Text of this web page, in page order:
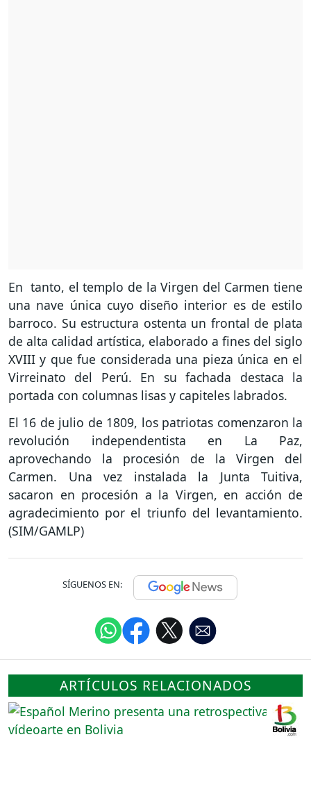
En tanto, el templo de la Virgen del Carmen tiene
una nave única cuyo diseño interior es de estilo
barroco. Su estructura ostenta un frontal de plata
de alta calidad artística, elaborado a fines del siglo
XVIII y que fue considerada una pieza única en el
Virreinato del Perú. En su fachada destaca la
portada con columnas lisas y capiteles labrados.
El 16 de julio de 1809, los patriotas comenzaron la
revolución independentista en La Paz,
aprovechando la procesión de la Virgen del
Carmen. Una vez instalada la Junta Tuitiva,
sacaron en procesión a la Virgen, en acción de
agradecimiento por el triunfo del levantamiento.
(SIM/GAMLP)
SÍGUENOS EN:
ARTÍCULOS RELACIONADOS